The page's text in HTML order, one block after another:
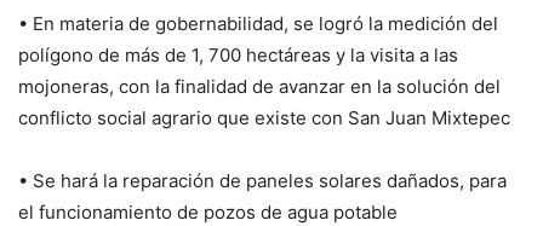
• En materia de gobernabilidad, se logró la medición del
polígono de más de 1, 700 hectáreas y la visita a las
mojoneras, con la finalidad de avanzar en la solución del
conflicto social agrario que existe con San Juan Mixtepec
• Se hará la reparación de paneles solares dañados, para
el funcionamiento de pozos de agua potable